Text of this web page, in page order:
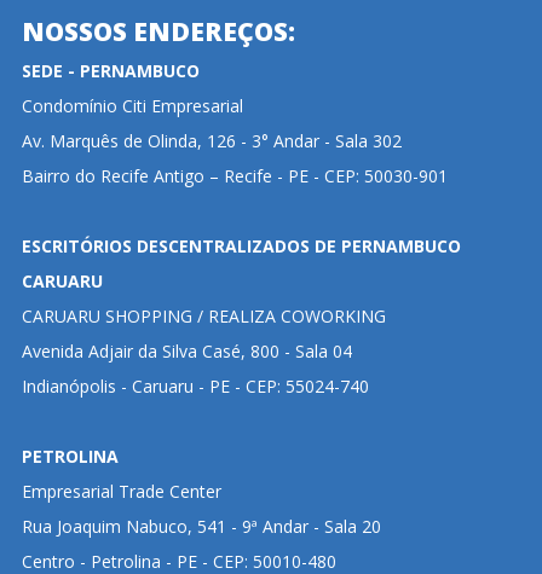
NOSSOS ENDEREÇOS:
SEDE - PERNAMBUCO
Condomínio Citi Empresarial
Av. Marquês de Olinda, 126 - 3° Andar - Sala 302
Bairro do Recife Antigo – Recife - PE - CEP: 50030-901
ESCRITÓRIOS DESCENTRALIZADOS DE PERNAMBUCO
CARUARU
CARUARU SHOPPING / REALIZA COWORKING
Avenida Adjair da Silva Casé, 800 - Sala 04
Indianópolis - Caruaru - PE - CEP: 55024-740
PETROLINA
Empresarial Trade Center
Rua Joaquim Nabuco, 541 - 9ª Andar - Sala 20
Centro - Petrolina - PE - CEP: 50010-480